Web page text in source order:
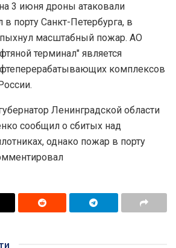
3 июня дроны атаковали
в порту Санкт-Петербурга, в
масштабный пожар. АО
терминал" является
комплексов
Ленинградской области
сообщил о сбитых над
однако пожар в порту